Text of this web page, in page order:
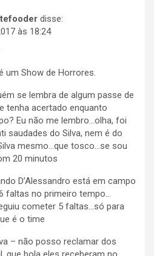
disse:
às 18:24
um Show de Horrores.
se lembra de algum passe de
tenha acertado enquanto
Eu não me lembro…olha, foi
saudades do Silva, nem é do
mesmo…que tosco…se sou
20 minutos
D’Alessandro está em campo
faltas no primeiro tempo…
cometer 5 faltas…só para
é o time
– não posso reclamar dos